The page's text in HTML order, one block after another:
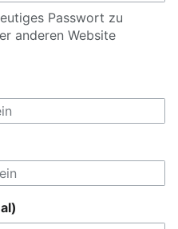
Passwort zu
anderen Website